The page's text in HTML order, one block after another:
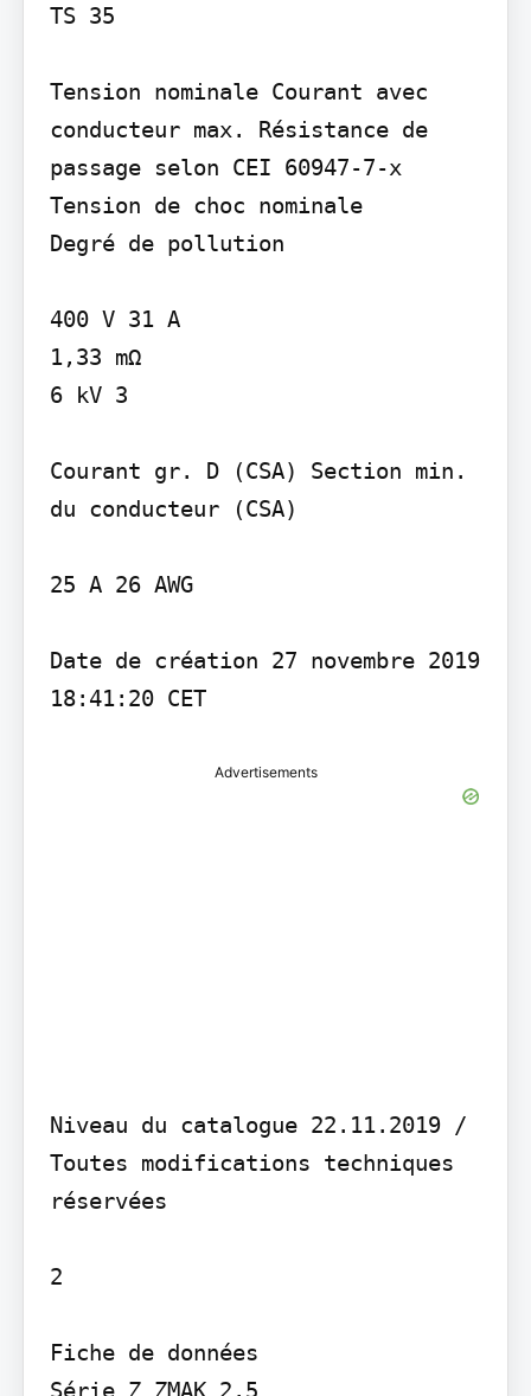
TS 35
Tension nominale Courant avec
conducteur max. Résistance de
passage selon CEI 60947-7-x
Tension de choc nominale
Degré de pollution
400 V 31 A
1,33 mΩ
6 kV 3
Courant gr. D (CSA) Section min.
du conducteur (CSA)
25 A 26 AWG
Date de création 27 novembre 2019
18:41:20 CET
Advertisements
Niveau du catalogue 22.11.2019 /
Toutes modifications techniques
réservées
2
Fiche de données
Série Z ZMAK 2.5